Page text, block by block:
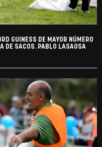
GUINESS DE MAYOR NÚMERO
DE SACOS. PABLO LASAOSA